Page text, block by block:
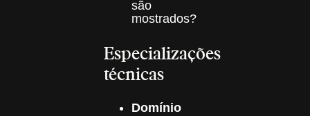
são
mostrados?
Especializações
técnicas
Domínio